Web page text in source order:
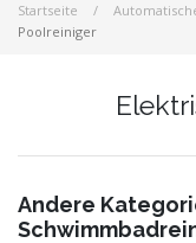
Startseite
Poolreiniger
Andere